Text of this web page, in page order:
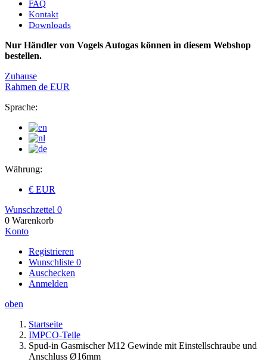
FAQ
Kontakt
Downloads
Nur Händler von Vogels Autogas können in diesem Webshop
bestellen.
Zuhause
Rahmen de EUR
Sprache:
Währung:
€ EUR
Wunschzettel 0
0 Warenkorb
Konto
Registrieren
Wunschliste 0
Auschecken
Anmelden
oben
Startseite
IMPCO-Teile
Spud-in Gasmischer M12 Gewinde mit Einstellschraube und
Anschluss Ø16mm